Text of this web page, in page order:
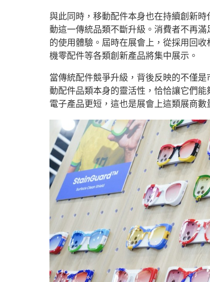
與此同時，移動配件本身也在持續創新
動這一傳統品類不斷升級。消費者不再
的使用體驗。屆時在展會上，從採用回
機零配件等各類創新產品將集中展示。
當傳統配件競爭升級，背後反映的不僅
動配件品類本身的靈活性，恰恰讓它們
電子產品更短，這也是展會上這類展商數